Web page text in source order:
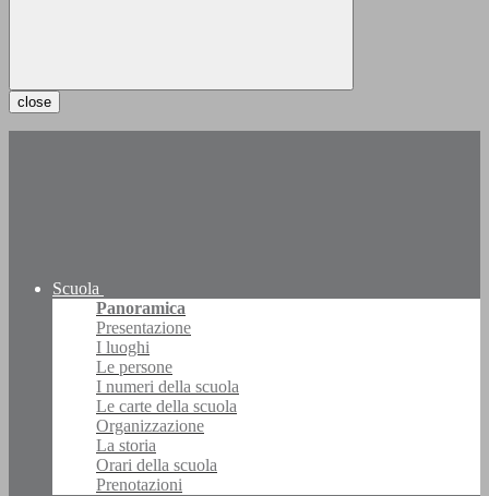
close
Scuola
Panoramica
Presentazione
I luoghi
Le persone
I numeri della scuola
Le carte della scuola
Organizzazione
La storia
Orari della scuola
Prenotazioni